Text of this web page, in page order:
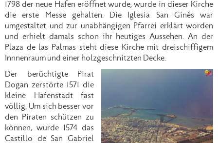
1798 der neue Hafen eröffnet wurde, wurde in dieser Kirche
die erste Messe gehalten. Die Iglesia San Ginés war
umgestaltet und zur unabhängigen Pfarrei erklärt worden
und erhielt damals schon ihr heutiges Aussehen. An der
Plaza de las Palmas steht diese Kirche mit dreischiffigem
Innnenraum und einer holzgeschnitzten Decke.
Der berüchtigte Pirat
Dogan zerstörte 1571 die
kleine Hafenstadt fast
völlig. Um sich besser vor
den Piraten schützen zu
können, wurde 1574 das
Castillo de San Gabriel